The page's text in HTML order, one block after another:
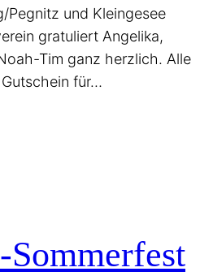
Pegnitz und Kleingesee
gratuliert Angelika,
Tim ganz herzlich. Alle
für…
Sommerfest